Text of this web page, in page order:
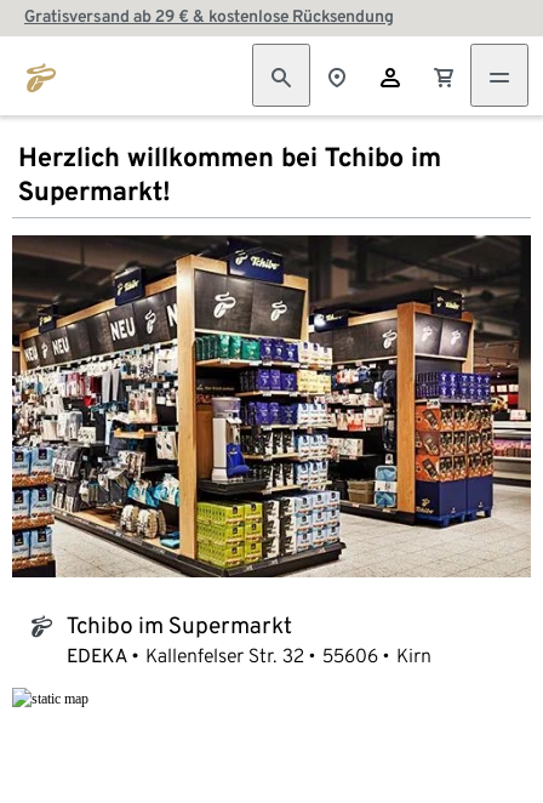
Gratisversand ab 29 € & kostenlose Rücksendung
Herzlich willkommen bei Tchibo im
Supermarkt!
tchibo_logo Tchibo im Supermarkt
EDEKA Kallenfelser Str. 32 55606 Kirn